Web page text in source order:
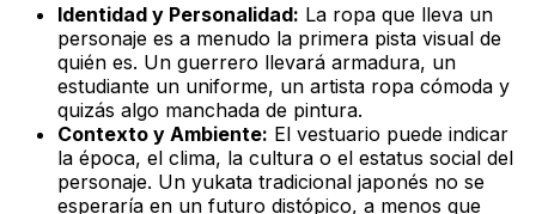
Identidad y Personalidad: La ropa que lleva un
personaje es a menudo la primera pista visual de
quién es. Un guerrero llevará armadura, un
estudiante un uniforme, un artista ropa cómoda y
quizás algo manchada de pintura.
Contexto y Ambiente: El vestuario puede indicar
la época, el clima, la cultura o el estatus social del
personaje. Un yukata tradicional japonés no se
esperaría en un futuro distópico, a menos que